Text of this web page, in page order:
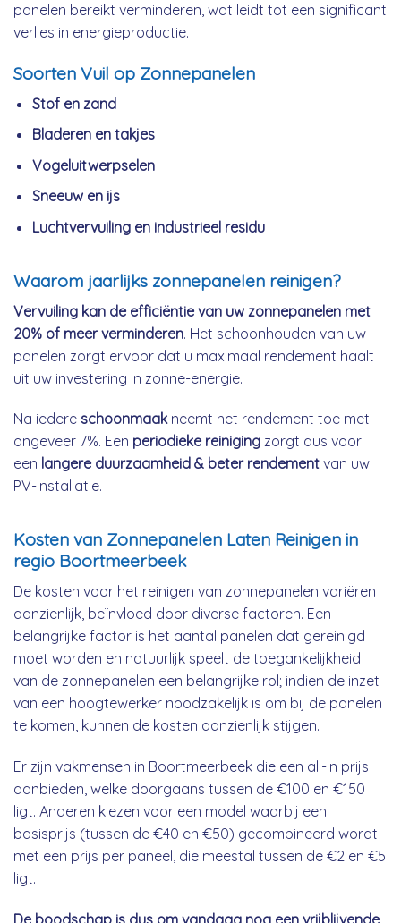
panelen bereikt verminderen, wat leidt tot een significant
verlies in energieproductie.
Soorten Vuil op Zonnepanelen
Stof en zand
Bladeren en takjes
Vogeluitwerpselen
Sneeuw en ijs
Luchtvervuiling en industrieel residu
Waarom jaarlijks zonnepanelen reinigen?
Vervuiling kan de efficiëntie van uw zonnepanelen met
20% of meer verminderen. Het schoonhouden van uw
panelen zorgt ervoor dat u maximaal rendement haalt
uit uw investering in zonne-energie.
Na iedere schoonmaakneemt het rendement toe met
ongeveer 7%. Een periodieke reiniging zorgt dus voor
een langere duurzaamheid & beter rendement van uw
PV-installatie.
Kosten van Zonnepanelen Laten Reinigen in
regio Boortmeerbeek
De kosten voor het reinigen van zonnepanelen variëren
aanzienlijk, beïnvloed door diverse factoren. Een
belangrijke factor is het aantal panelen dat gereinigd
moet worden en natuurlijk speelt de toegankelijkheid
van de zonnepanelen een belangrijke rol; indien de inzet
van een hoogtewerker noodzakelijk is om bij de panelen
te komen, kunnen de kosten aanzienlijk stijgen.
Er zijn vakmensen in Boortmeerbeek die een all-in prijs
aanbieden, welke doorgaans tussen de €100 en €150
ligt. Anderen kiezen voor een model waarbij een
basisprijs (tussen de €40 en €50) gecombineerd wordt
met een prijs per paneel, die meestal tussen de €2 en €5
ligt.
De boodschap is dus om vandaag nog een vrijblijvende